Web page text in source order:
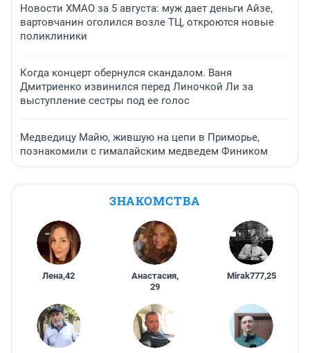
Новости ХМАО за 5 августа: муж дает деньги Айзе,
вартовчанин оголился возле ТЦ, откроются новые
поликлиники
Когда концерт обернулся скандалом. Ваня
Дмитриенко извинился перед Линочкой Ли за
выступление сестры под ее голос
Медведицу Майю, жившую на цепи в Приморье,
познакомили с гималайским медведем Фиником
ЗНАКОМСТВА
Лена,42 Анастасия,
29
Mirak777,25